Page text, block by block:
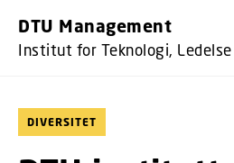
DTU Management
Institut for Teknologi,
DIVERSITET